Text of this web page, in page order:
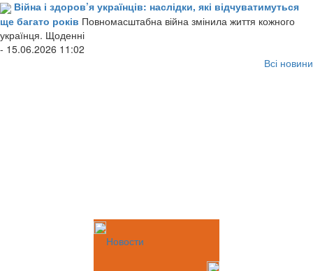
Війна і здоров’я українців: наслідки, які відчуватимуться
ще багато років Повномасштабна війна змінила життя кожного
українця. Щоденні
- 15.06.2026 11:02
Всі новини
Новости